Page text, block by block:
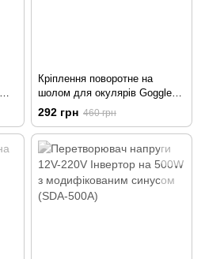
Кріплення поворотне на
шолом для окулярів Goggle
Swivel Clips, Чорний
292 грн 460 грн